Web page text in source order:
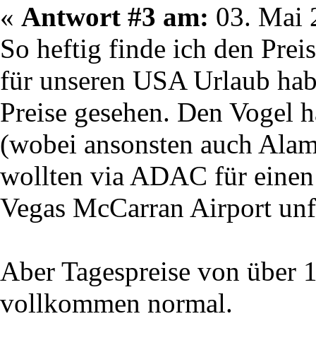
« Antwort #3 am: 03. Mai
So heftig finde ich den
für unseren USA Urlaub
Preise gesehen. Den Vogel
(wobei ansonsten auch
wollten via ADAC für
Vegas McCarran Airport
Aber Tagespreise von über
vollkommen normal.